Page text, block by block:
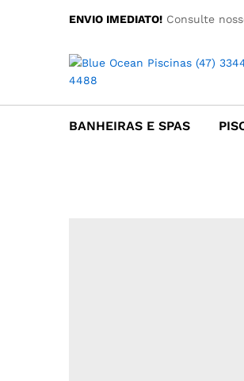
ENVIO IMEDIATO! Consulte
BANHEIRAS E SPAS